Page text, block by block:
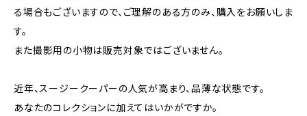
る場合もございますので、ご理解のある方のみ、購入をお願いしま
す。
また撮影用の小物は販売対象ではございません。
近年、スージークーパーの人気が高まり、品薄な状態です。
あなたのコレクションに加えてはいかがですか。